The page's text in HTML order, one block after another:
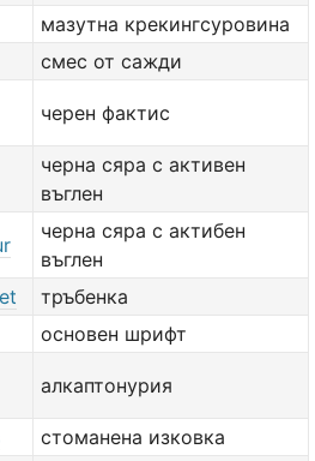
мазутна крекингсуровина
смес от сажди
черен фактис
черна сяра с активен
въглен
черна сяра с актибен
въглен
тръбенка
основен шрифт
алкаптонурия
стоманена изковка